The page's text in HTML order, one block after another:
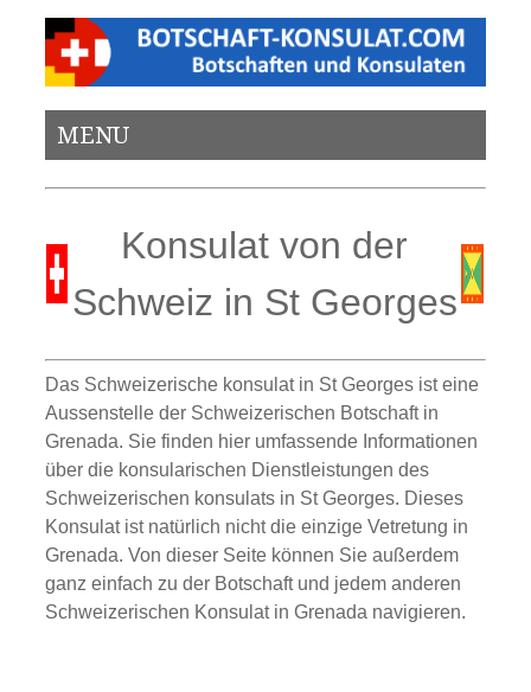
MENU
Konsulat von der
Schweiz in St Georges
Das Schweizerische konsulat in St Georges ist eine
Aussenstelle der Schweizerischen Botschaft in
Grenada. Sie finden hier umfassende Informationen
über die konsularischen Dienstleistungen des
Schweizerischen konsulats in St Georges. Dieses
Konsulat ist natürlich nicht die einzige Vetretung in
Grenada. Von dieser Seite können Sie außerdem
ganz einfach zu der Botschaft und jedem anderen
Schweizerischen Konsulat in Grenada navigieren.